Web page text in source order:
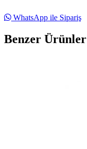
WhatsApp ile Sipariş
Benzer Ürünler